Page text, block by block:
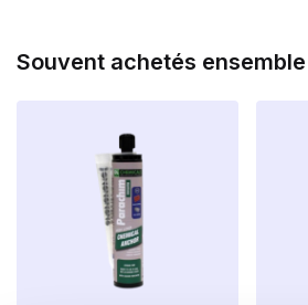
Matériau :Fabriqué en acier
Revêtement noir :
Le
(RAL9005) assure une
protection supplémentaire
Forme de la tête :
Petite
nervures de fraisage pour
Souvent achetés ensemble